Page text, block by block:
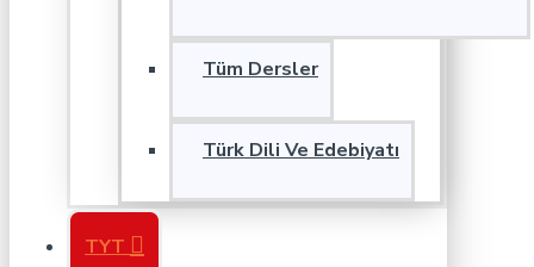
Tüm Dersler
Türk Dili Ve Edebiyatı
TYT